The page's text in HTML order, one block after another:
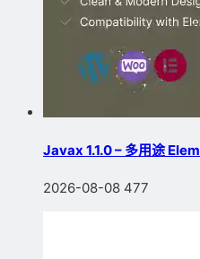
Javax 1.1.0 – 多用途
2026-08-08 477